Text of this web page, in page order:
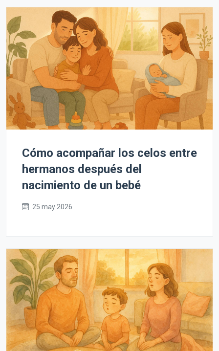
Cómo acompañar los celos entre
hermanos después del
nacimiento de un bebé
25 may 2026